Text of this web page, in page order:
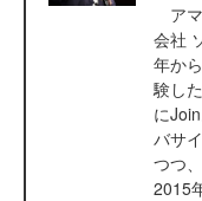
ア
会社
年か
験し
に
バサ
つつ
2015